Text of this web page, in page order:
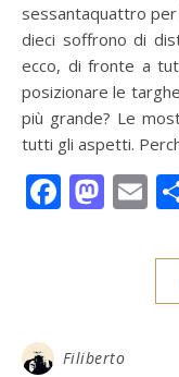
sessantaquattro
dieci soffrono di
ecco, di fronte a
posizionare le
più grande? Le
tutti gli aspetti.
Filiberto